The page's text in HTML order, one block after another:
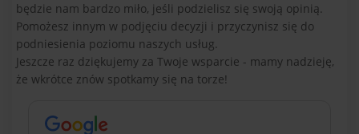
będzie nam bardzo miło, jeśli podzielisz się swoją opinią.
Pomożesz innym w podjęciu decyzji i przyczynisz się do
podniesienia poziomu naszych usług.
Jeszcze raz dziękujemy za Twoje wsparcie - mamy nadzieję,
że wkrótce znów spotkamy się na torze!